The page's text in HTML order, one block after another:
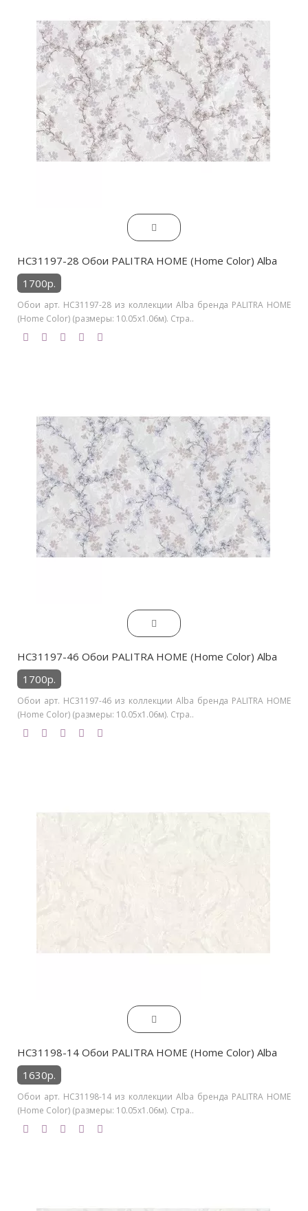
HC31197-28 Обои PALITRA HOME (Home Color) Alba
1700р.
Обои арт. HC31197-28 из коллекции Alba бренда PALITRA HOME
(Home Color) (размеры: 10.05х1.06м). Стра..
HC31197-46 Обои PALITRA HOME (Home Color) Alba
1700р.
Обои арт. HC31197-46 из коллекции Alba бренда PALITRA HOME
(Home Color) (размеры: 10.05х1.06м). Стра..
HC31198-14 Обои PALITRA HOME (Home Color) Alba
1630р.
Обои арт. HC31198-14 из коллекции Alba бренда PALITRA HOME
(Home Color) (размеры: 10.05х1.06м). Стра..